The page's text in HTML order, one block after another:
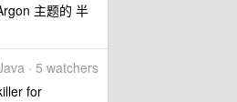
主题的 半
· 5 watchers
for